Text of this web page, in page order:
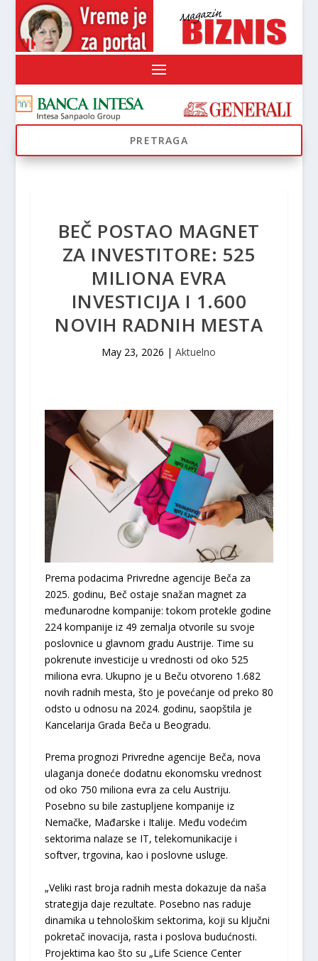
BEČ POSTAO MAGNET
ZA INVESTITORE: 525
MILIONA EVRA
INVESTICIJA I 1.600
NOVIH RADNIH MESTA
May 23, 2026 |Aktuelno
Prema podacima Privredne agencije Beča za
2025. godinu, Beč ostaje snažan magnet za
međunarodne kompanije: tokom protekle godine
224 kompanije iz 49 zemalja otvorile su svoje
poslovnice u glavnom gradu Austrije. Time su
pokrenute investicije u vrednosti od oko 525
miliona evra. Ukupno je u Beču otvoreno 1.682
novih radnih mesta, što je povećanje od preko 80
odsto u odnosu na 2024. godinu, saopštila je
Kancelarija Grada Beča u Beogradu.
Prema prognozi Privredne agencije Beča, nova
ulaganja doneće dodatnu ekonomsku vrednost
od oko 750 miliona evra za celu Austriju.
Posebno su bile zastupljene kompanije iz
Nemačke, Mađarske i Italije. Među vodećim
sektorima nalaze se IT, telekomunikacije i
softver, trgovina, kao i poslovne usluge.
„Veliki rast broja radnih mesta dokazuje da naša
strategija daje rezultate. Posebno nas raduje
dinamika u tehnološkim sektorima, koji su ključni
pokretač inovacija, rasta i poslova budućnosti.
Projektima kao što su „Life Science Center